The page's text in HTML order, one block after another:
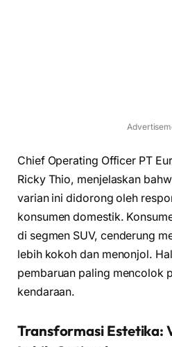
Chief Operating Officer PT
Ricky Thio, menjelaskan
varian ini didorong oleh
konsumen domestik.
di segmen SUV, cenderung
lebih kokoh dan menonjol.
pembaruan paling mencolok
kendaraan.
Transformasi Estetika: